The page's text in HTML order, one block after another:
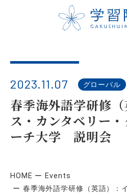
2023.11.07 グローバル
春季海外語学研修
ス・カンタベリー
ーチ大学 説明会
HOME
Events
春季海外語学研修（英語）：